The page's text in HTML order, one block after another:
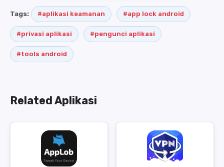
Tags: #aplikasi keamanan #app lock android
#privasi aplikasi #pengunci aplikasi
#tools android
Related Aplikasi